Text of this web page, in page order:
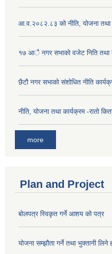
आ.व.२०८२.८३ को नीति, योजना तथा
१७ आै नगर सभाकाे वजेट निति तथा
छैटौ नगर सभाको संशोधित नीति
नीति, योजना तथा कार्यक्रम -रातो
more
Plan and Project
बोलपत्र स्विकृत गर्ने आशय को पत्र
योजना सम्झौता गर्ने तथा भुक्तानी लिने